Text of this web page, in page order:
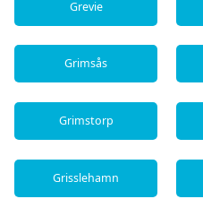
Grevie
Grimsås
Grimstorp
Grisslehamn